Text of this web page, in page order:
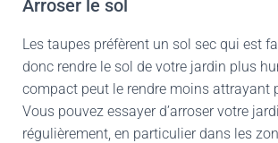
Arroser le sol
Les taupes préfèrent un sol sec qui est
donc rendre le sol de votre jardin plus
compact peut le rendre moins attrayant
Vous pouvez essayer d’arroser votre
régulièrement, en particulier dans les